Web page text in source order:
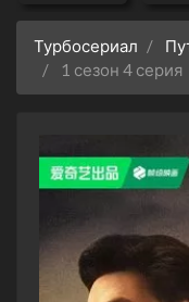
Турбосериал
1 сезон 4 серия